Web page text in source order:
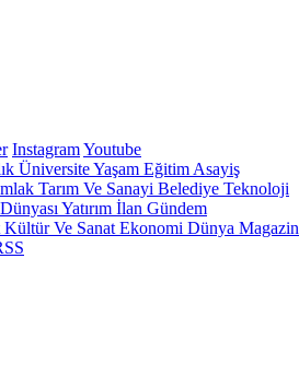
InstagramYoutube
ÜniversiteYaşam Eğitim Asayiş
Tarım Ve Sanayi Belediye Teknoloji
Yatırım İlan Gündem
Kültür Ve Sanat Ekonomi Dünya Magazin